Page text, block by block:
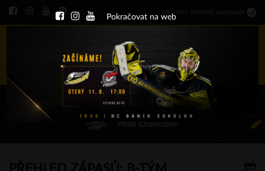
celky finančně podporuje
ÚT 11.8.2026 17.00 - příp. zápasy
HC Baník Sokolov
Pokračovat na web